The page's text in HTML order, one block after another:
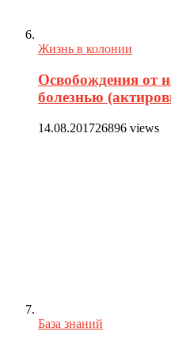
Жизнь в колонии
Освобождения от
болезнью
14.08.201726896 views
База знаний